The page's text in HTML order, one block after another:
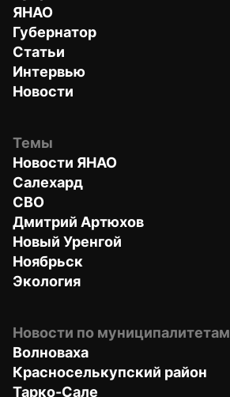
ЯНАО
Губернатор
Статьи
Интервью
Новости
Темы
Новости ЯНАО
Салехард
СВО
Дмитрий Артюхов
Новый Уренгой
Ноябрьск
Экология
Новости по муниципалитетам
Волноваха
Красноселькупский район
Тарко-Сале